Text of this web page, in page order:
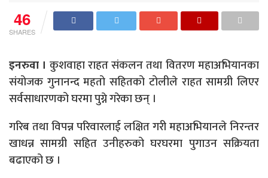
46
SHARES
इनरुवा । कुशवाहा राहत संकलन तथा वितरण महाअभियानका
संयोजक गुनानन्द महतो सहितको टोलीले राहत सामग्री लिएर
सर्वसाधारणको घरमा पुग्ने गरेका छन् ।
गरिब तथा विपन्न परिवारलाई लक्षित गरी महाअभियानले निरन्तर
खाधन्न सामग्री सहित उनीहरुको घरघरमा पुगाउन सक्रियता
बढाएको छ ।